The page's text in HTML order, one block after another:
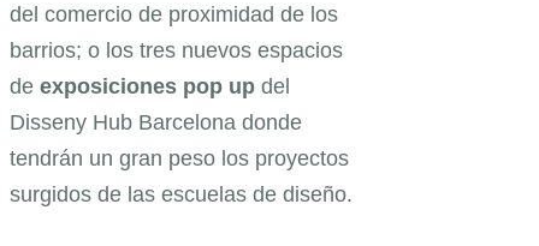
del comercio de proximidad de los
barrios; o los tres nuevos espacios
de exposiciones pop up del
Disseny Hub Barcelona donde
tendrán un gran peso los proyectos
surgidos de las escuelas de diseño.